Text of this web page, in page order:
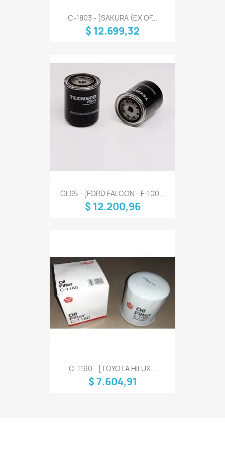
C-1803 - [SAKURA (EX OF...
$ 12.699,32
OL65 - [FORD FALCON - F-100...
$ 12.200,96
C-1160 - [TOYOTA HILUX...
$ 7.604,91